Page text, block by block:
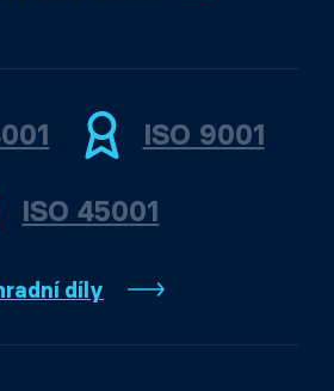
ISO 9001
ISO 45001
díly